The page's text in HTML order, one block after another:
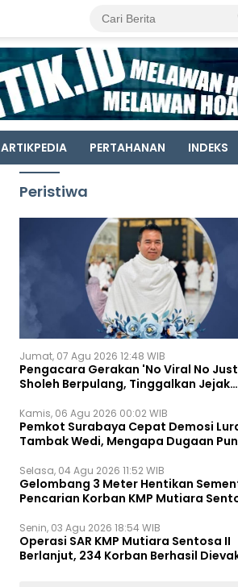
ARTIKPEDIA PERTAHANAN INDEKS
Peristiwa
Jumat, 07 Agu 2026 12:48 WIB
Pengacara Gerakan 'No Viral No
Sholeh Berpulang, Tinggalkan Jejak
Kamis, 06 Agu 2026 00:02 WIB
Pemkot Surabaya Cepat Demosi
Tambak Wedi, Mengapa Dugaan
Selasa, 04 Agu 2026 11:52 WIB
Gelombang 3 Meter Hentikan
Pencarian Korban KMP Mutiara
Senin, 03 Agu 2026 18:54 WIB
Operasi SAR KMP Mutiara Sentosa II
Berlanjut, 234 Korban Berhasil